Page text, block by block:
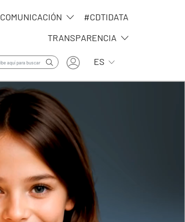
COMUNICACIÓN
#CDTIDATA
TRANSPARENCIA
User account menu
ES Lista adicional de